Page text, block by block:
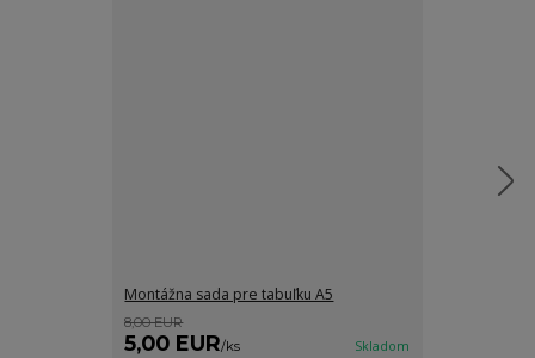
Montážna sada pre tabuľku A5
8,00 EUR
5,00 EUR/ks Skladom